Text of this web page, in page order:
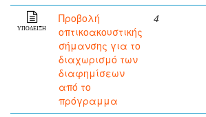
ΥΠΟΔΕΙΞΗ
Προβολή
οπτικοακουστικής
σήμανσης για το
διαχωρισμό των
διαφημίσεων
από το
πρόγραμμα
4